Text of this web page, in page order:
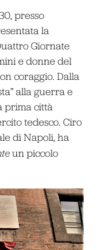
presso
la
Giornate
e donne del
coraggio. Dalla
alla guerra e
prima città
tedesco. Ciro
di Napoli, ha
un piccolo